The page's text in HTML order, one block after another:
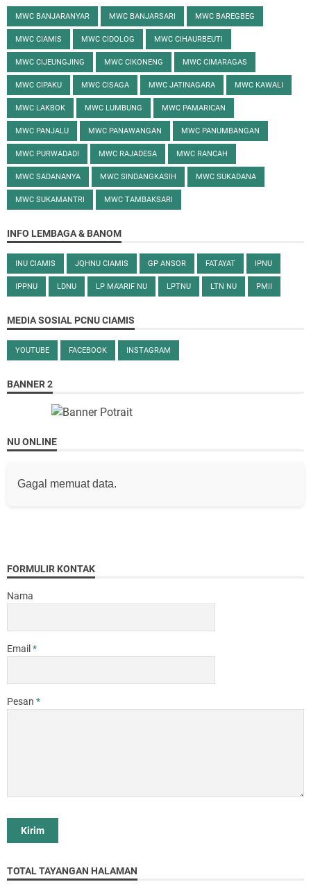
MWC BANJARANYAR MWC BANJARSARI MWC BAREGBEG
MWC CIAMIS MWC CIDOLOG MWC CIHAURBEUTI
MWC CIJEUNGJING MWC CIKONENG MWC CIMARAGAS
MWC CIPAKU MWC CISAGA MWC JATINAGARA MWC KAWALI
MWC LAKBOK MWC LUMBUNG MWC PAMARICAN
MWC PANJALU MWC PANAWANGAN MWC PANUMBANGAN
MWC PURWADADI MWC RAJADESA MWC RANCAH
MWC SADANANYA MWC SINDANGKASIH MWC SUKADANA
MWC SUKAMANTRI MWC TAMBAKSARI
INFO LEMBAGA & BANOM
INU CIAMIS JQHNU CIAMIS GP ANSOR FATAYAT IPNU
IPPNU LDNU LP MA'ARIF NU LPTNU LTN NU PMII
MEDIA SOSIAL PCNU CIAMIS
YOUTUBE FACEBOOK INSTAGRAM
BANNER 2
NU ONLINE
Gagal memuat data.
FORMULIR KONTAK
Nama
Email*
Pesan *
TOTAL TAYANGAN HALAMAN